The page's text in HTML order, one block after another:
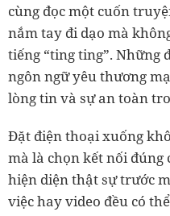
cùng đọc một cuốn
nắm tay đi dạo mà
tiếng “ting ting”. Những
ngôn ngữ yêu thương
lòng tin và sự an toàn
Đặt điện thoại xuống
mà là chọn kết nối
hiện diện thật sự trước
việc hay video đều có